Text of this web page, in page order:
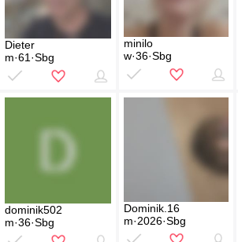
Dieter
m·61·Sbg
minilo
w·36·Sbg
dominik502
m·36·Sbg
Dominik.16
m·2026·Sbg